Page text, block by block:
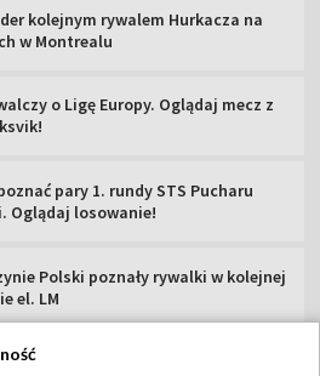
kolejnym rywalem Hurkacza na
w Montrealu
o Ligę Europy. Oglądaj mecz z
pary 1. rundy STS Pucharu
Oglądaj losowanie!
Polski poznały rywalki w kolejnej
el. LM